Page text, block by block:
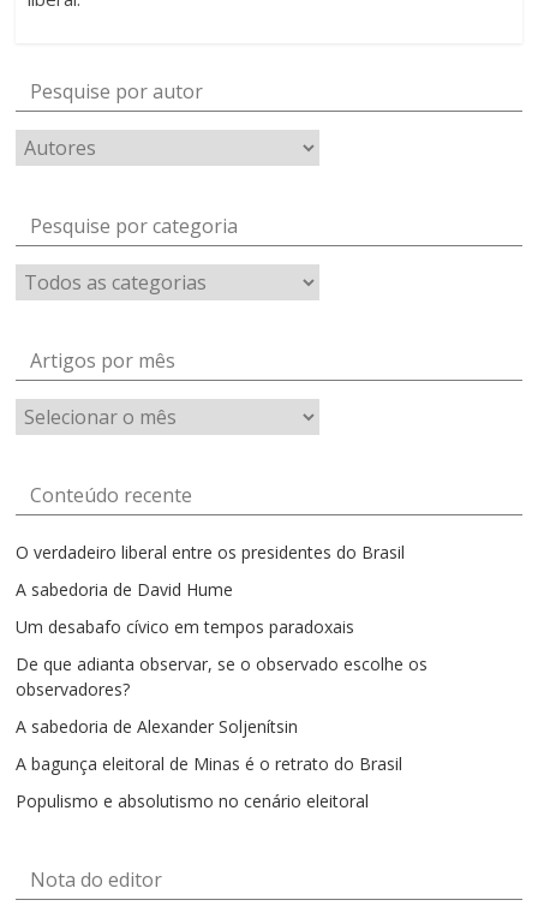
Pesquise por autor
Pesquise por categoria
Artigos por mês
Artigos
por
Conteúdo recente
O verdadeiro liberal entre os presidentes do Brasil
A sabedoria de David Hume
Um desabafo cívico em tempos paradoxais
De que adianta observar, se o observado escolhe os
observadores?
A sabedoria de Alexander Soljenítsin
A bagunça eleitoral de Minas é o retrato do Brasil
Populismo e absolutismo no cenário eleitoral
Nota do editor